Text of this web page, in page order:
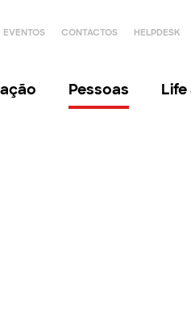
EVENTOS CONTACTOS HELPDESK
Pessoas Life